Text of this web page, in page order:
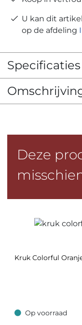
U kan dit
op de afdeling
Specificaties
Deze
Kruk Colorful
Op voorraad
Op voorraad